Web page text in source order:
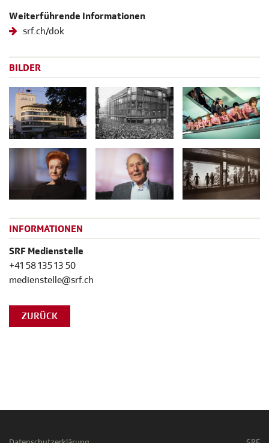
Weiterführende Informationen
srf.ch/dok
BILDER
INFORMATIONEN
SRF Medienstelle
+41 58 135 13 50
medienstelle@srf.ch
ZURÜCK